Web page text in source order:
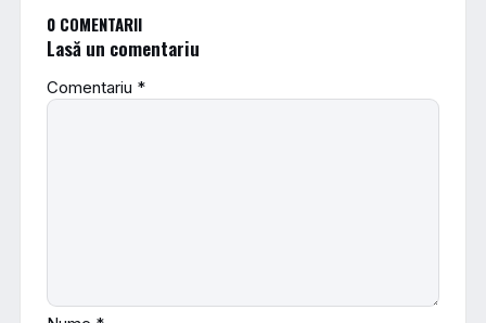
0 COMENTARII
Lasă un comentariu
Comentariu *